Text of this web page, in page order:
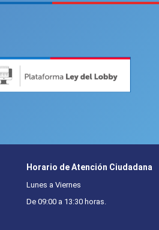
Horario de Atención Ciudadana
Lunes a Viernes
De 09:00 a 13:30 horas.